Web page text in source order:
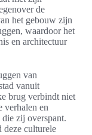
de
het gebouw zijn
waardoor het
en architectuur
van
vanuit
brug verbindt niet
verhalen en
die zij overspant.
deze culturele